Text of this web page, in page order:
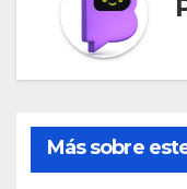
Más sobre